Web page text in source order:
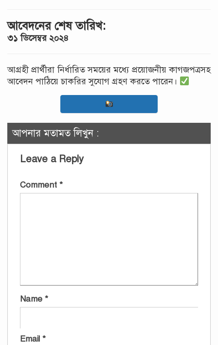
আবেদনের শেষ তারিখ:
৩১ ডিসেম্বর ২০২৪
আগ্রহী প্রার্থীরা নির্ধারিত সময়ের মধ্যে প্রয়োজনীয় কাগজপত্রসহ
আবেদন পাঠিয়ে চাকরির সুযোগ গ্রহণ করতে পারেন।
আপনার মতামত লিখুন :
Leave a Reply
Comment *
Name *
Email *